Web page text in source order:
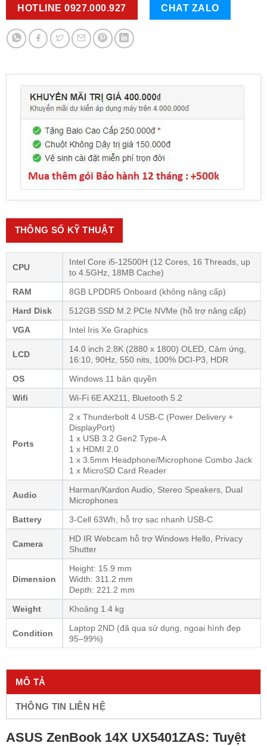
HOTLINE 0927.000.927 CHAT ZALO
MÔ TẢ
THÔNG TIN LIÊN HỆ
ASUS ZenBook 14X UX5401ZAS: Tuyệt
THÔNG SỐ KỸ THUẬT
CPU
Intel Core i5-12500H (12 Cores, 16 Threads, up
to 4.5GHz, 18MB Cache)
RAM
8GB LPDDR5 Onboard (không nâng cấp)
Hard Disk
512GB SSD M.2 PCIe NVMe (hỗ trợ nâng cấp)
VGA
Intel Iris Xe Graphics
LCD
14.0 inch 2.8K (2880 x 1800) OLED, Cảm ứng,
16:10, 90Hz, 550 nits, 100% DCI-P3, HDR
OS
Windows 11 bản quyền
Wifi
Wi-Fi 6E AX211, Bluetooth 5.2
Ports
2 x Thunderbolt 4 USB-C (Power Delivery +
DisplayPort)
1 x USB 3.2 Gen2 Type-A
1 x HDMI 2.0
1 x 3.5mm Headphone/Microphone Combo Jack
1 x MicroSD Card Reader
Audio
Harman/Kardon Audio, Stereo Speakers, Dual
Microphones
Battery
3-Cell 63Wh, hỗ trợ sạc nhanh USB-C
Camera
HD IR Webcam hỗ trợ Windows Hello, Privacy
Shutter
Dimension
Height: 15.9 mm
Width: 311.2 mm
Depth: 221.2 mm
Weight
Khoảng 1.4 kg
Condition
Laptop 2ND (đã qua sử dụng, ngoại hình đẹp
95–99%)